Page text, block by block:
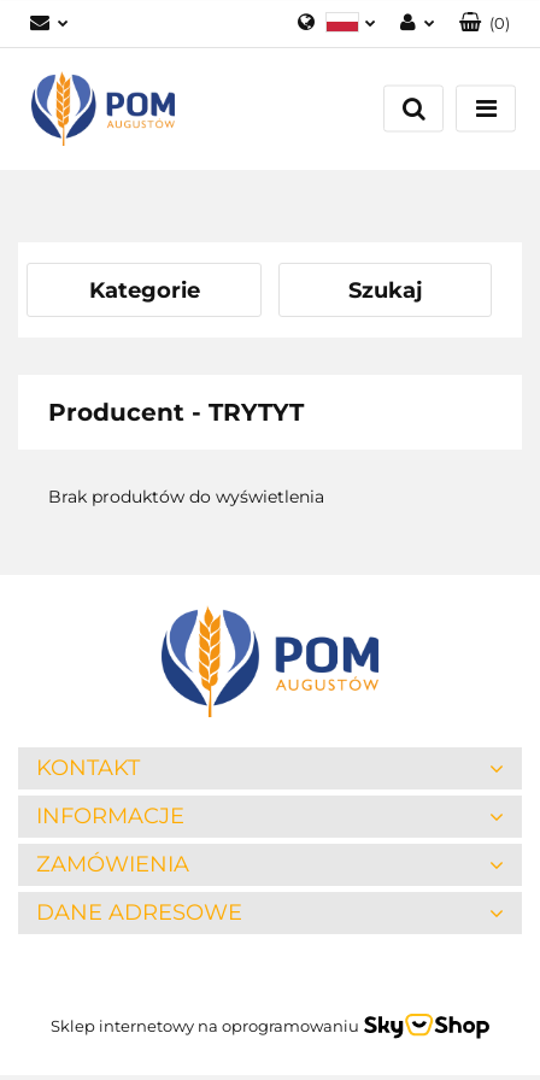
Zaloguj się
Załóż konto
(0)
Kategorie Szukaj
Producent - TRYTYT
Brak produktów do wyświetlenia
KONTAKT
INFORMACJE
ZAMÓWIENIA
DANE ADRESOWE
Sklep internetowy na oprogramowaniu